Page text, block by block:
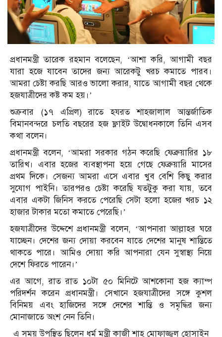
প্রধানমন্ত্রী তারেক রহমান বলেছেন, ‘আশা করি, আগামী বছর
যারা হজে যাবেন তাদের জন্য আরেকটু খরচ কমাতে পারব।
আমরা চেষ্টা করছি আরও ভালো করার, যাতে আগামী বছর থেকে
হজযাত্রীদের কষ্ট কম হয়।’
শুক্রবার (১৭ এপ্রিল) রাতে হযরত শাহজালাল আন্তর্জাতিক
বিমানবন্দরে চলতি বছরের হজ ফ্লাইট উদ্বোধনকালে তিনি এসব
কথা বলেন।
প্রধানমন্ত্রী বলেন, ‘আমরা সরকার গঠন করেছি ফেব্রুয়ারির ১৮
তারিখ। এবার হজের ব্যবস্থাপনা হয়ে গেছে ফেব্রুয়ারি মাসের
প্রথম দিকে। সেজন্য আমরা এসে এবার খুব বেশি কিছু করার
সুযোগ পাইনি। তারপরও চেষ্টা করেছি যতটুকু করা যায়, তবে
এবার একটা জিনিস করতে পেরেছি সেটা হলো হজের খরচ ১২
হাজার টাকার মতো কমাতে পেরেছি।’
হজযাত্রীদের উদ্দেশে প্রধানমন্ত্রী বলেন, ‘আপনারা আল্লাহর ঘরে
যাচ্ছেন। দেশের জন্য দোয়া করবেন যাতে দেশের মানুষ শান্তিতে
থাকতে পারে। আমিও দোয়া করি আপনারা যেন সুস্বাস্থ্য নিয়ে
দেশে ফিরতে পারেন।’
এর আগে, রাত রাত ১০টা ৫০ মিনিটে আশকোনা হজ ক্যাম্প
পরিদর্শন করেন প্রধানমন্ত্রী। সেখানে হজযাত্রীদের সঙ্গে কুশল
বিনিময় এবং হাজিদের সঙ্গে দেশের শান্তি ও সমৃদ্ধির জন্য
মোনাজাতে অংশ নেন তিনি।
এ সময় উপস্থিত ছিলেন ধর্ম মন্ত্রী কাজী শাহ মোফাজ্জ্বল হোসাইন